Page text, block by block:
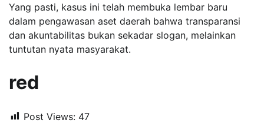
Yang pasti, kasus ini telah membuka lembar baru
dalam pengawasan aset daerah bahwa transparansi
dan akuntabilitas bukan sekadar slogan, melainkan
tuntutan nyata masyarakat.
red
Post Views: 47